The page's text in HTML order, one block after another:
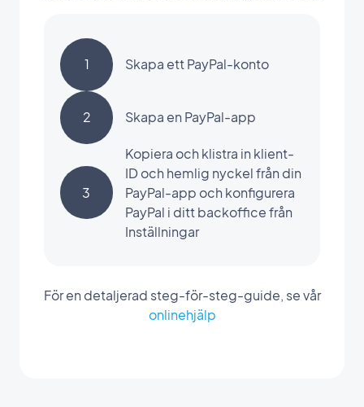
1 Skapa ett PayPal-konto
2 Skapa en PayPal-app
3
Kopiera och klistra in klient-
ID och hemlig nyckel från din
PayPal-app och konfigurera
PayPal i ditt backoffice från
Inställningar
För en detaljerad steg-för-steg-guide, se vår
onlinehjälp